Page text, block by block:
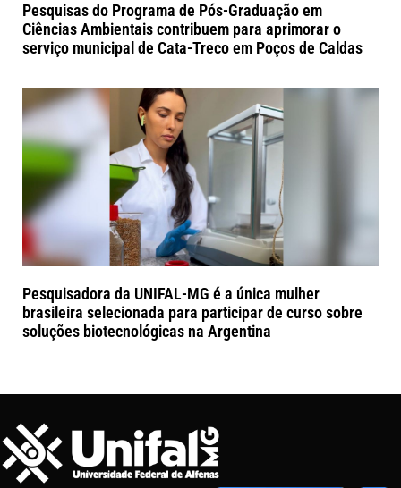
Pesquisas do Programa de Pós-Graduação em
Ciências Ambientais contribuem para aprimorar o
serviço municipal de Cata-Treco em Poços de Caldas
Pesquisadora da UNIFAL-MG é a única mulher
brasileira selecionada para participar de curso sobre
soluções biotecnológicas na Argentina